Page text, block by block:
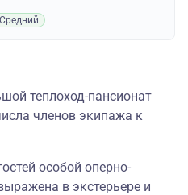
Средний
теплоход-пансионат
членов экипажа к
особой оперно-
в экстерьере и